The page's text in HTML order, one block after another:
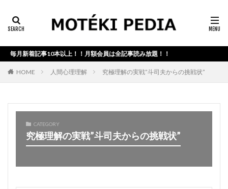
毎月新着記事10本以上！！月額会員は全記事読み放題！！
HOME 人間心理理解 究極理解の実戦”斗司夫からの挑戦状”
CATEGORY
究極理解の実戦”斗司夫からの挑戦状”